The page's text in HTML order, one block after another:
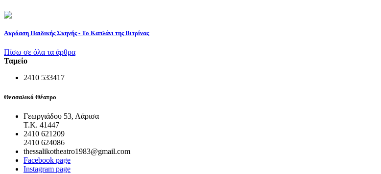
Ακρόαση Παιδικής Σκηνής - Το Καπλάνι της Βιτρίνας
Πίσω σε όλα τα άρθρα
Ταμείο
2410 533417
Θεσσαλικό Θέατρο
Γεωργιάδου 53, Λάρισα
Τ.Κ. 41447
2410 621209
2410 624086
thessalikotheatro1983@gmail.com
Facebook page
Instagram page